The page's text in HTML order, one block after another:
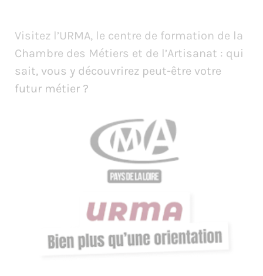
Visitez l’URMA, le centre de formation de la
Chambre des Métiers et de l’Artisanat : qui
sait, vous y découvrirez peut-être votre
futur métier ?